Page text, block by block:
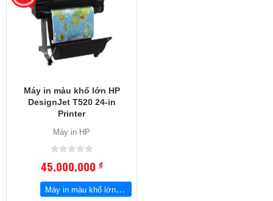
Máy in màu khổ lớn HP
DesignJet T520 24-in
Printer
Máy in HP
45,000,000đ
Máy in màu khổ lớn HP DesignJet T520 24-in Printer